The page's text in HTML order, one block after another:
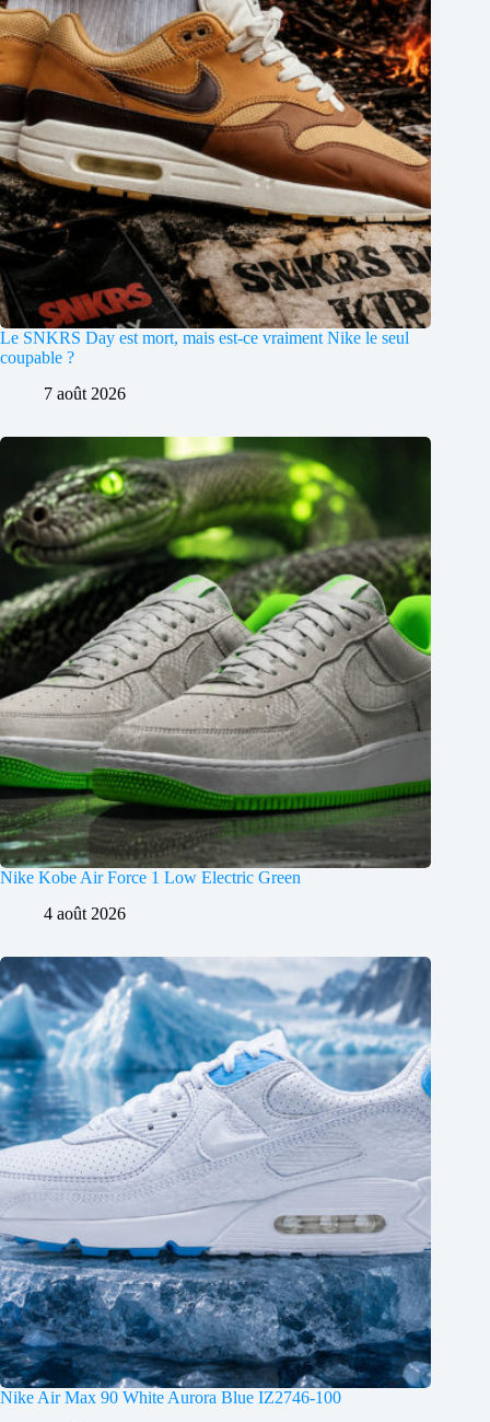
Le SNKRS Day est mort, mais est-ce vraiment Nike le seul
coupable ?
7 août 2026
Nike Kobe Air Force 1 Low Electric Green
4 août 2026
Nike Air Max 90 White Aurora Blue IZ2746-100